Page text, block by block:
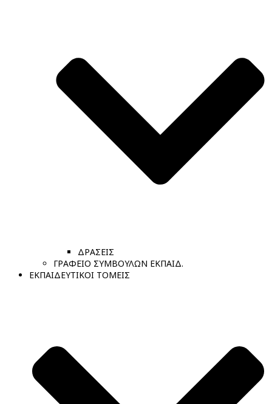
ΔΡΑΣΕΙΣ
ΓΡΑΦΕΙΟ ΣΥΜΒΟΥΛΩΝ ΕΚΠΑΙΔ.
ΕΚΠΑΙΔΕΥΤΙΚΟΙ ΤΟΜΕΙΣ